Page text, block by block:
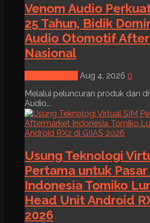
Venom Audio
25 Tahun, Bidik
Audio Otomotif
Nasional
Aug 4, 2026 0
Melalui peluncuran produk dan
Audio...
Usung Teknologi
Pertama untuk
Indonesia Tomiko
Head Unit Android
2026